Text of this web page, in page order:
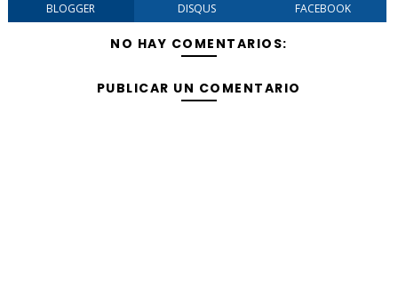
BLOGGER DISQUS FACEBOOK
NO HAY COMENTARIOS:
PUBLICAR UN COMENTARIO